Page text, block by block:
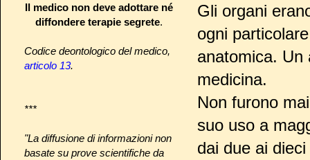
Gli organi
ogni
anatomica. Un
medicina.
Non furono
suo uso a
dai due ai
Il medico non deve adottare né
diffondere terapie segrete.
Codice deontologico del medico,
articolo 13.
***
"La diffusione di informazioni non
basate su prove scientifiche da